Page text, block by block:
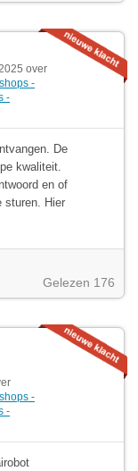
over
-
-
De
kwaliteit.
en of
sturen. Hier
Gelezen 176
-
-